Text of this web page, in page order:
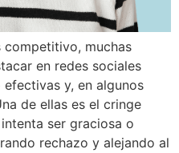
competitivo, muchas
en redes sociales
y, en algunos
de ellas es el cringe
ser graciosa o
rechazo y alejando al